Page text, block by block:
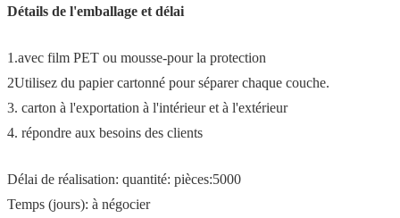
Détails de l'emballage et délai
1.avec film PET ou mousse-pour la protection
2Utilisez du papier cartonné pour séparer chaque couche.
3. carton à l'exportation à l'intérieur et à l'extérieur
4. répondre aux besoins des clients
Délai de réalisation: quantité: pièces:5000
Temps (jours): à négocier